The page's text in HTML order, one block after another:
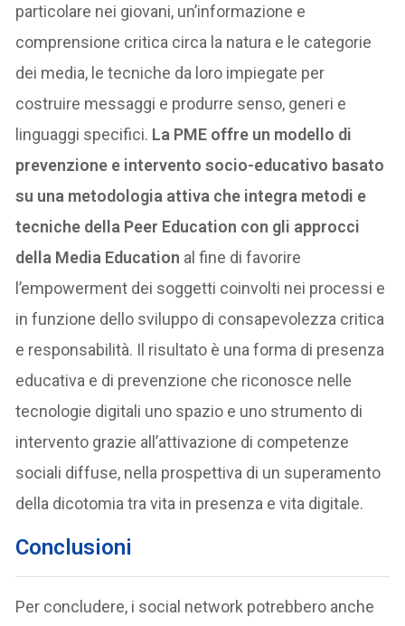
particolare nei giovani, un’informazione e
comprensione critica circa la natura e le categorie
dei media, le tecniche da loro impiegate per
costruire messaggi e produrre senso, generi e
linguaggi specifici. La PME offre un modello di
prevenzione e intervento socio-educativo basato
su una metodologia attiva che integra metodi e
tecniche della Peer Education con gli approcci
della Media Education al fine di favorire
l’empowerment dei soggetti coinvolti nei processi e
in funzione dello sviluppo di consapevolezza critica
e responsabilità. Il risultato è una forma di presenza
educativa e di prevenzione che riconosce nelle
tecnologie digitali uno spazio e uno strumento di
intervento grazie all’attivazione di competenze
sociali diffuse, nella prospettiva di un superamento
della dicotomia tra vita in presenza e vita digitale.
Conclusioni
Per concludere, i social network potrebbero anche